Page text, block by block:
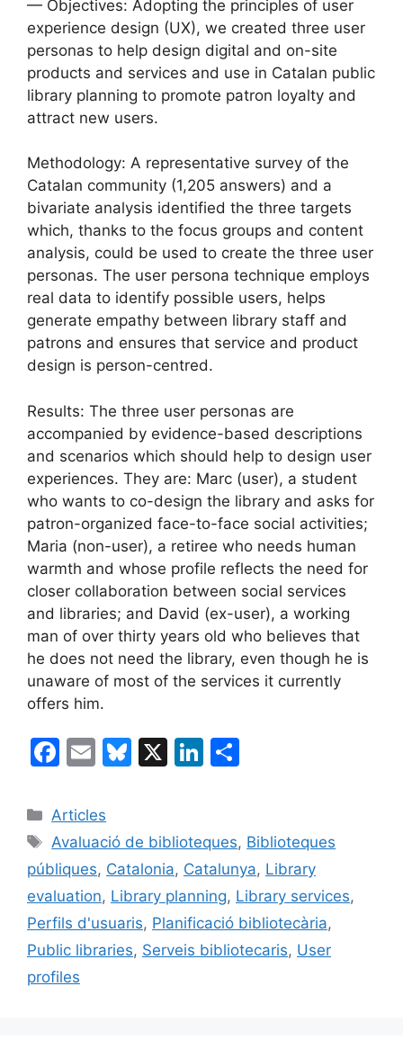
— Objectives: Adopting the principles of user
experience design (UX), we created three user
personas to help design digital and on-site
products and services and use in Catalan public
library planning to promote patron loyalty and
attract new users.
Methodology: A representative survey of the
Catalan community (1,205 answers) and a
bivariate analysis identified the three targets
which, thanks to the focus groups and content
analysis, could be used to create the three user
personas. The user persona technique employs
real data to identify possible users, helps
generate empathy between library staff and
patrons and ensures that service and product
design is person-centred.
Results: The three user personas are
accompanied by evidence-based descriptions
and scenarios which should help to design user
experiences. They are: Marc (user), a student
who wants to co-design the library and asks for
patron-organized face-to-face social activities;
Maria (non-user), a retiree who needs human
warmth and whose profile reflects the need for
closer collaboration between social services
and libraries; and David (ex-user), a working
man of over thirty years old who believes that
he does not need the library, even though he is
unaware of most of the services it currently
offers him.
F
c
e
b
o
o
k
E
ai
l
Bl
s
k
y
X
Li
e
dI
n
p
ar
te
ix
Categories
Articles
Etiquetes
Avaluació de biblioteques, Biblioteques
públiques, Catalonia, Catalunya, Library
evaluation, Library planning, Library services,
Perfils d'usuaris, Planificació bibliotecària,
Public libraries, Serveis bibliotecaris, User
profiles